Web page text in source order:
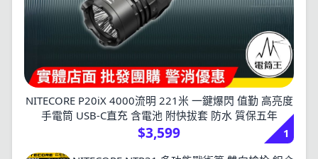
NITECORE P20iX 4000流明 221米 一鍵爆閃 值勤 高亮度
手電筒 USB-C直充 含電池 附快拔套 防水 質保五年
$3,599
1